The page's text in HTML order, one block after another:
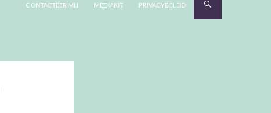
CONTACTEER MIJ MEDIAKIT PRIVACYBELEID